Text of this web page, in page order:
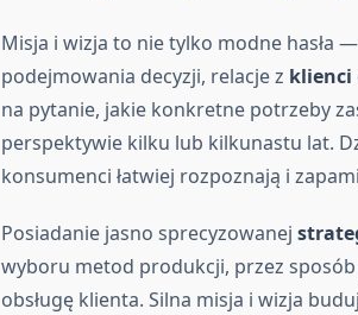
Misja i wizja to nie tylko modne hasła
podejmowania decyzji, relacje z klienci
na pytanie, jakie konkretne potrzeby
perspektywie kilku lub kilkunastu lat.
konsumenci łatwiej rozpoznają i
Posiadanie jasno sprecyzowanej
wyboru metod produkcji, przez
obsługę klienta. Silna misja i wizja